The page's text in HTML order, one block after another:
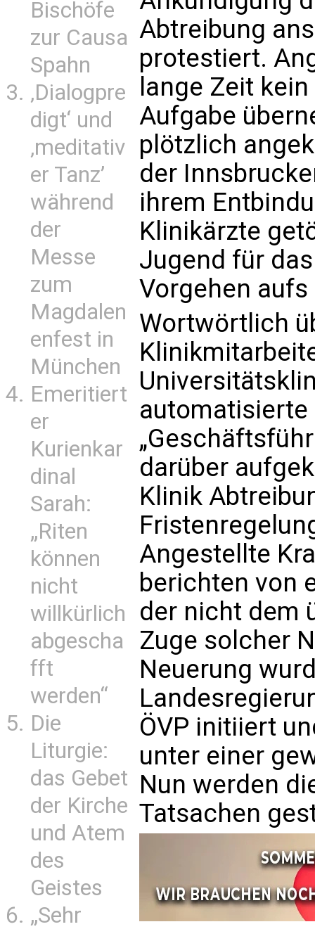
Bischöfe
zur Causa
Spahn
‚Dialogpre
digt‘ und
‚meditativ
er Tanz’
während
der
Messe
zum
Magdalen
enfest in
München
Emeritiert
er
Kurienkar
dinal
Sarah:
„Riten
können
nicht
willkürlich
abgescha
fft
werden“
Die
Liturgie:
das Gebet
der Kirche
und Atem
des
Geistes
„Sehr
Abtreibung
protestiert.
lange Zeit
Aufgabe
plötzlich
der
ihrem
Klinikärzte
Jugend für
Vorgehen
Wortwörtlich
automatisierte
darüber
Klinik
Angestellte
berichten von
der nicht dem
Zuge solcher
Neuerung
ÖVP initiiert
unter einer
Nun werden
Tatsachen